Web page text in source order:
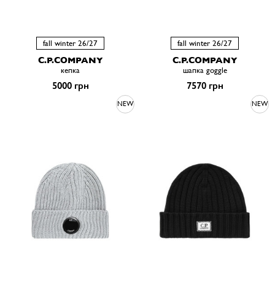
fall winter 26/27
C.P.COMPANY
кепка
5000 грн
fall winter 26/27
C.P.COMPANY
шапка goggle
7570 грн
NEW NEW